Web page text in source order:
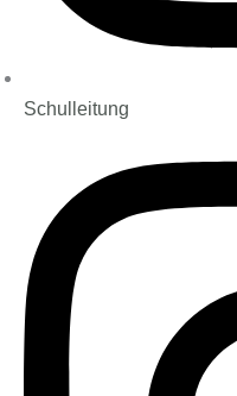
Schulleitung